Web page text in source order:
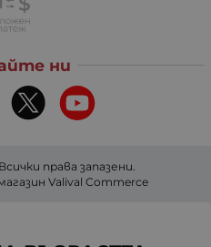
ни
права запазени.
Valival Commerce